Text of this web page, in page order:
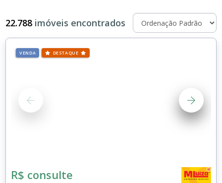
22.788 imóveis encontrados
VENDA DESTAQUE
R$ consulte